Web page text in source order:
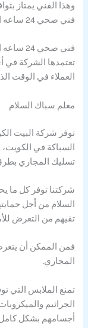
وهذا الفني يمتاز
فني صحي 24 ساعه السلام.
فني
تعتمدها الشركة في
العملاء في الوقت
معلم سباك السلام
توفر شركة البيت
السباكة في الكويت،
تسليك المجاري
شركتنا توفر كل ما
السلام من أجل
تقيهم من التعرض
فمن الممكن أن
المجاري.
تمنع الملابس التي
الجراثيم
أجسامهم بشكل